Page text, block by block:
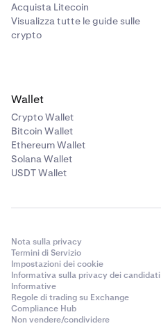
Acquista Litecoin
Visualizza tutte le guide sulle
crypto
Wallet
Crypto Wallet
Bitcoin Wallet
Ethereum Wallet
Solana Wallet
USDT Wallet
Nota sulla privacy
Termini di Servizio
Impostazioni dei cookie
Informativa sulla privacy dei candidati
Informative
Regole di trading su Exchange
Compliance Hub
Non vendere/condividere